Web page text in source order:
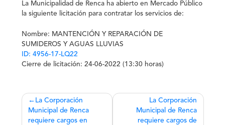
La Municipalidad de Renca ha abierto en Mercado Público
la siguiente licitación para contratar los servicios de:
Nombre: MANTENCIÓN Y REPARACIÓN DE
SUMIDEROS Y AGUAS LLUVIAS
ID: 4956-17-LQ22
Cierre de licitación: 24-06-2022 (13:30 horas)
Navegación
de
La Corporación
Municipal de Renca
requiere cargos en
La Corporación
Municipal de Renca
requiere cargos de